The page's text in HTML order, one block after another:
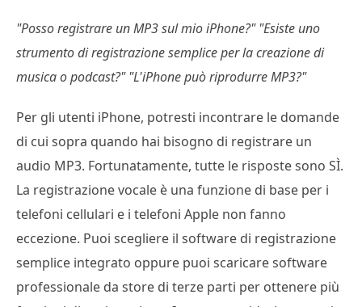
"Posso registrare un MP3 sul mio iPhone?" "Esiste uno
strumento di registrazione semplice per la creazione di
musica o podcast?" "L'iPhone può riprodurre MP3?"
Per gli utenti iPhone, potresti incontrare le domande
di cui sopra quando hai bisogno di registrare un
audio MP3. Fortunatamente, tutte le risposte sono SÌ.
La registrazione vocale è una funzione di base per i
telefoni cellulari e i telefoni Apple non fanno
eccezione. Puoi scegliere il software di registrazione
semplice integrato oppure puoi scaricare software
professionale da store di terze parti per ottenere più